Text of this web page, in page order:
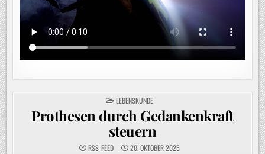
POSTED
IN
LEBENSKUNDE
Prothesen durch Gedankenkraft
steuern
RSS-FEED 20. OKTOBER 2025